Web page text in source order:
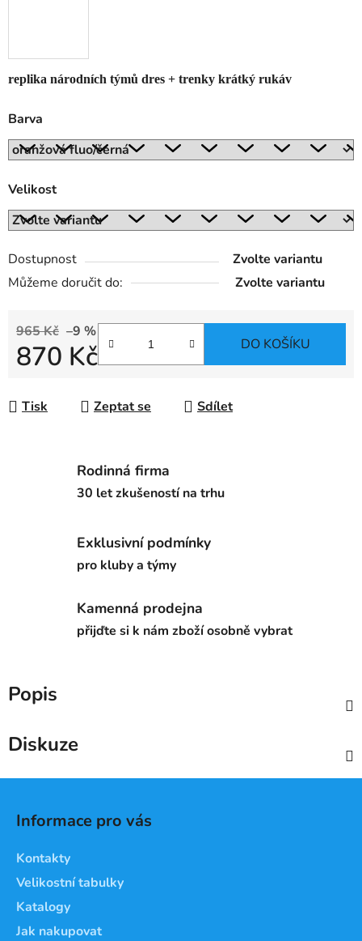
replika národních týmů dres + trenky krátký rukáv
Barva
Velikost
Dostupnost
Zvolte variantu
Můžeme doručit do:
Zvolte variantu
965 Kč –9 %
870 Kč DO KOŠÍKU
Tisk Zeptat se Sdílet
Rodinná firma
30 let zkušeností na trhu
Exklusivní podmínky
pro kluby a týmy
Kamenná prodejna
přijďte si k nám zboží osobně vybrat
Popis
Diskuze
Informace pro vás
Kontakty
Velikostní tabulky
Katalogy
Jak nakupovat